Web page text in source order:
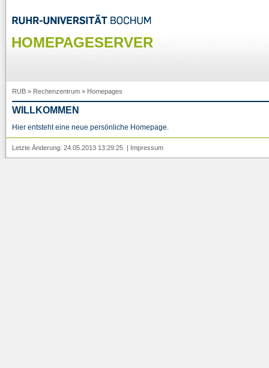
HOMEPAGESERVER
RUB » Rechenzentrum » Homepages
WILLKOMMEN
Hier entsteht eine neue persönliche Homepage.
Letzte Änderung: 24.05.2013 13:29:25 | Impressum